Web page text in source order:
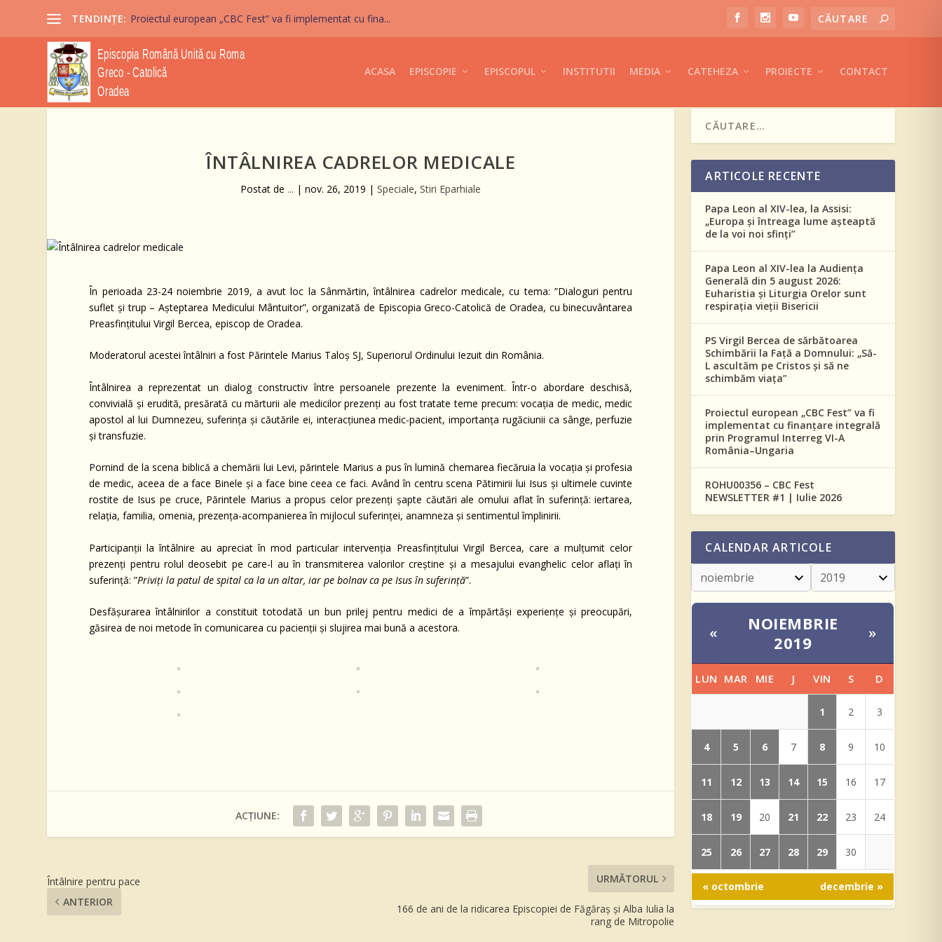
TENDINȚE: Proiectul european „CBC Fest” va fi implementat cu fina...
ACASA EPISCOPIE EPISCOPUL INSTITUTII MEDIA CATEHEZA PROIECTE CONTACT
ÎNTÂLNIREA CADRELOR MEDICALE
Postat de ... |nov. 26, 2019 |Speciale,Stiri Eparhiale
În perioada 23-24 noiembrie 2019, a avut loc la Sânmărtin, întâlnirea cadrelor medicale, cu tema: ”Dialoguri pentru
suflet și trup – Așteptarea Medicului Mântuitor”, organizată de Episcopia Greco-Catolică de Oradea, cu binecuvântarea
Preasfințitului Virgil Bercea, episcop de Oradea.
Moderatorul acestei întâlniri a fost Părintele Marius Taloș SJ, Superiorul Ordinului Iezuit din România.
Întâlnirea a reprezentat un dialog constructiv între persoanele prezente la eveniment. Într-o abordare deschisă,
convivială și erudită, presărată cu mărturii ale medicilor prezenți au fost tratate teme precum: vocația de medic, medic
apostol al lui Dumnezeu, suferința și căutările ei, interacțiunea medic-pacient, importanța rugăciunii ca sânge, perfuzie
și transfuzie.
Pornind de la scena biblică a chemării lui Levi, părintele Marius a pus în lumină chemarea fiecăruia la vocația și profesia
de medic, aceea de a face Binele și a face bine ceea ce faci. Având în centru scena Pătimirii lui Isus și ultimele cuvinte
rostite de Isus pe cruce, Părintele Marius a propus celor prezenți șapte căutări ale omului aflat în suferință: iertarea,
relația, familia, omenia, prezența-acompanierea în mijlocul suferinței, anamneza și sentimentul împlinirii.
Participanții la întâlnire au apreciat în mod particular intervenția Preasfințitului Virgil Bercea, care a mulțumit celor
prezenți pentru rolul deosebit pe care-l au în transmiterea valorilor creștine și a mesajului evanghelic celor aflați în
suferință: ”Priviți la patul de spital ca la un altar, iar pe bolnav ca pe Isus în suferință”.
Desfășurarea întâlnirilor a constituit totodată un bun prilej pentru medici de a împărtăși experiențe și preocupări,
găsirea de noi metode în comunicarea cu pacienții și slujirea mai bună a acestora.
ACȚIUNE:
Întâlnire pentru pace
ANTERIOR
URMĂTORUL
166 de ani de la ridicarea Episcopiei de Făgăraş și Alba Iulia la
rang de Mitropolie
ARTICOLE RECENTE
Papa Leon al XIV-lea, la Assisi:
„Europa și întreaga lume așteaptă
de la voi noi sfinți”
Papa Leon al XIV-lea la Audiența
Generală din 5 august 2026:
Euharistia și Liturgia Orelor sunt
respirația vieții Bisericii
PS Virgil Bercea de sărbătoarea
Schimbării la Față a Domnului: „Să-
L ascultăm pe Cristos și să ne
schimbăm viața”
Proiectul european „CBC Fest” va fi
implementat cu finanțare integrală
prin Programul Interreg VI-A
România–Ungaria
ROHU00356 – CBC Fest
NEWSLETTER #1 | Iulie 2026
CALENDAR ARTICOLE
«
NOIEMBRIE
2019
»
LUN MAR MIE J VIN S D
1 2 3
4 5 6 7 8 9 10
11 12 13 14 15 16 17
18 19 20 21 22 23 24
25 26 27 28 29 30
« octombrie decembrie »